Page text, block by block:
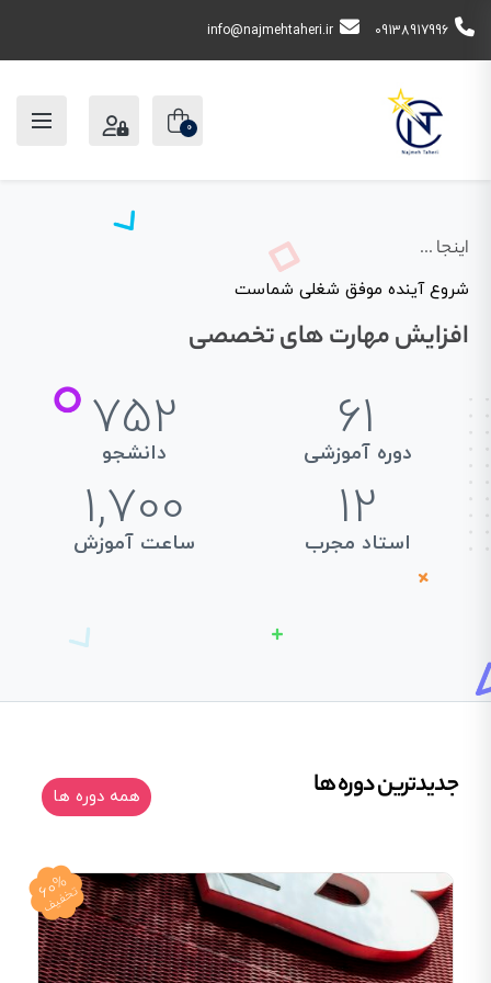
09138917996
info@najmehtaheri.ir
0
اینجا ...
شروع آینده موفق شغلی شماست
افزایش مهارت های تخصصی
دوره آموزشی
61
استاد مجرب
12
دانشجو
752
ساعت آموزش
1,700
جدیدترین دوره‌ ها همه دوره ها
60%
تخفیف